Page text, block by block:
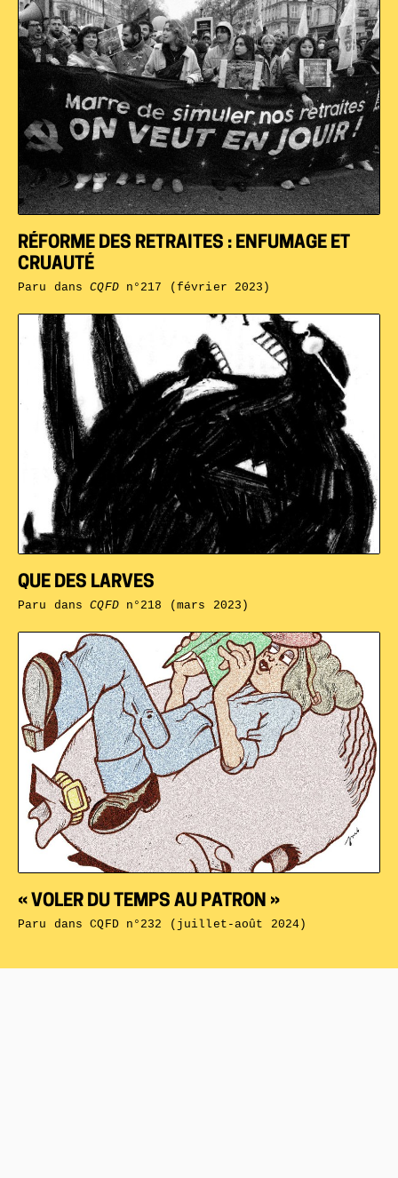
« VOLER DU TEMPS AU PATRON »
Paru dansCQFD n°232 (juillet-août 2024)
QUE DES LARVES
Paru dansCQFDn°218 (mars 2023)
RÉFORME DES RETRAITES : ENFUMAGE ET
CRUAUTÉ
Paru dansCQFDn°217 (février 2023)